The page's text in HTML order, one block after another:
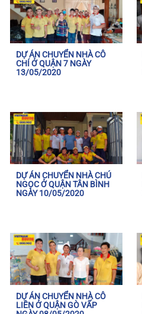
DỰ ÁN CHUYỂN NHÀ CÔ
CHÍ Ở QUẬN 7 NGÀY
13/05/2020
DỰ ÁN CHUYỂN NHÀ CHÚ
NGỌC Ở QUẬN TÂN BÌNH
NGÀY 10/05/2020
DỰ ÁN CHUYỂN NHÀ CÔ
LIÊN Ở QUẬN GÒ VẤP